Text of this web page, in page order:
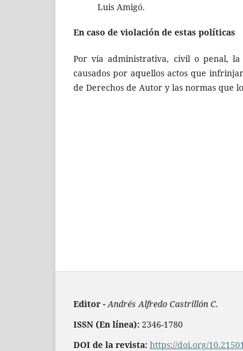
Luis Amigó.
En caso de violación de estas políticas
Por vía administrativa, civil o penal, la
causados por aquellos actos que
de Derechos de Autor y las normas que
Editor - Andrés Alfredo Castrillón C.
ISSN (En línea): 2346-1780
DOI de la revista: https://doi.org/